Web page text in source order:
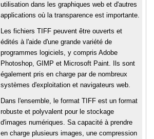
utilisation dans les graphiques web et d'autres
applications où la transparence est importante.
Les fichiers TIFF peuvent être ouverts et
édités à l'aide d'une grande variété de
programmes logiciels, y compris Adobe
Photoshop, GIMP et Microsoft Paint. Ils sont
également pris en charge par de nombreux
systèmes d'exploitation et navigateurs web.
Dans l'ensemble, le format TIFF est un format
robuste et polyvalent pour le stockage
d'images numériques. Sa capacité à prendre
en charge plusieurs images, une compression